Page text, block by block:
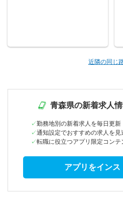
近隣の同じ
青森県の新着求人
勤務地別の新着求人を毎日更新
通知設定でおすすめの求人を見
転職に役立つアプリ限定コンテ
アプリをインス